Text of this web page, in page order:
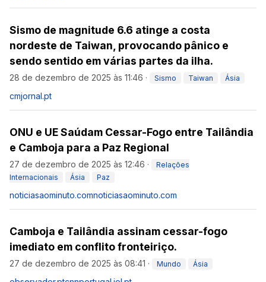
Sismo de magnitude 6.6 atinge a costa
nordeste de Taiwan, provocando pânico e
sendo sentido em várias partes da ilha.
28 de dezembro de 2025 às 11:46 · Sismo Taiwan Ásia
cmjornal.pt
ONU e UE Saúdam Cessar-Fogo entre Tailândia
e Camboja para a Paz Regional
27 de dezembro de 2025 às 12:46 ·
Relações
Internacionais
Ásia Paz
noticiasaominuto.comnoticiasaominuto.com
Camboja e Tailândia assinam cessar-fogo
imediato em conflito fronteiriço.
27 de dezembro de 2025 às 08:41 · Mundo Ásia